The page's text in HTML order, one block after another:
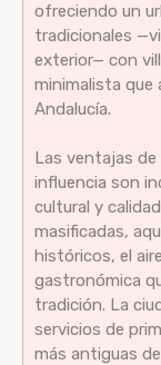
ofreciendo un
tradicionales
exterior— con
minimalista que
Andalucía.
Las ventajas de
influencia son
cultural y
masificadas,
históricos, el
gastronómica
tradición. La
servicios de
más antiguas